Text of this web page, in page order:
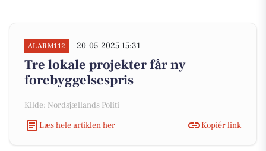
ALARM112 20-05-2025 15:31
Tre lokale projekter får ny
forebyggelsespris
Kilde: Nordsjællands Politi
Læs hele artiklen her
Kopiér link